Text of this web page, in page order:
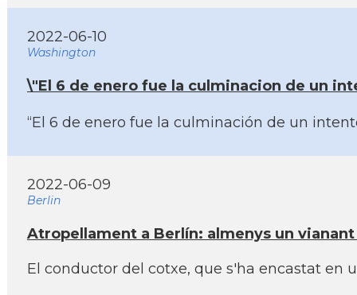
2022-06-10
Washington
\"El 6 de enero fue la culminacion de un
“El 6 de enero fue la culminación de un
2022-06-09
Berlin
Atropellament a Berlí­n: almenys un
El conductor del cotxe, que s'ha encastat